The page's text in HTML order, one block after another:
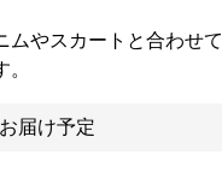
ムやスカートと合わせて
届け予定